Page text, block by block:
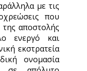
με τις
που
αποστολής
ενεργό και
εκστρατεία
ονομασία